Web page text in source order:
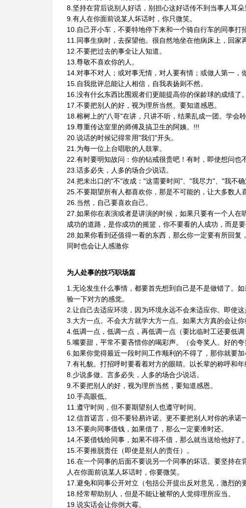
8.坚持在背后说别人好话，别担心这好话传不到当事人耳朵
9.有人在你面前说某人坏话时，你只微笑。
10.自己开小车，不要特地停下来和一个骑自行车的同事打
11.同事生病时，去探望他。很自然地坐在他病床上，回家
12.不要把过去的事全让人知道。
13.尊敬不喜欢你的人。
14.对事不对人；或对事无情，对人要有情；或做人第一，
15.自我批评总能让人相信，自我表扬则不然。
16.没有什幺东西比围观者们更能提高你的保龄球的成绩了
17.不要把别人的好，视为理所当然。要知道感恩。
18.榕树上的"八哥"在讲，只讲不听，结果乱成一团。学会聆
19.尊重传达室里的师傅及搞卫生的阿姨。!!!
20.说话的时候记得常用"我们"开头。
21.为每一位上台唱歌的人鼓掌。
22.有时要明知故问：你的钻戒很贵吧！有时，即使想问也
23.话多必失，人多的场合少说话。
24.把未出口的"不"改成："这需要时间"、"我尽力"、"我不
25.不要期望所有人都喜欢你，那是不可能的，让大多数人
26.当然，自己要喜欢自己。
27.如果你在表演或者是讲演的时候，如果只要有一个人
成功的道路，是你成功的摇篮，你不要看的人成功，而是要
28.如果你看到还值得一看的东西，那幺你一定要有所回复
同时也会让人感激你
为人处事的技巧职场篇
1.无论发生什么事情，都要首先想到自己是不是做错了。
验一下对方的感觉。
2.让自己去适应环境，因为环境永远不会来适应你。即使这
3.大方一点。不会大方就学大方一点。如果大方真的会让你
4.低调一点，低调一点，再低调一点（要比临时工还要低
5.嘴要甜，平常不要吝惜你的喝彩声。（会夸奖人。好的
6.如果你觉得最近一段时间工作顺利的不得了，那你就要加
7.有礼貌。打招呼时要看着对方的眼睛。以长辈的称呼和
8.少说多做。言多必失，人多的场合少说话。
9.不要把别人的好，视为理所当然，要知道感恩。
10.手高眼低。
11.遵守时间，但不要期望别人也遵守时间。
12.信首诺言，但不要轻易许诺。更不要把别人对你的承诺
13.不要向同事借钱，如果借了，那么一定要准时还。
14.不要借钱给同事，如果不得不借，那么就当送给他好了。
15.不要推脱责任（即使是别人的责任）。
16.在一个同事的后面不要说另一个同事的坏话。要坚持
人在你面前说某人坏话时，你要微笑。
17.避免和同事公开对立（包括公开提出反对意见，激烈的
18.经常帮助别人，但是不能让被帮的人觉得理所应当。
19.说实话会让你倒大霉。